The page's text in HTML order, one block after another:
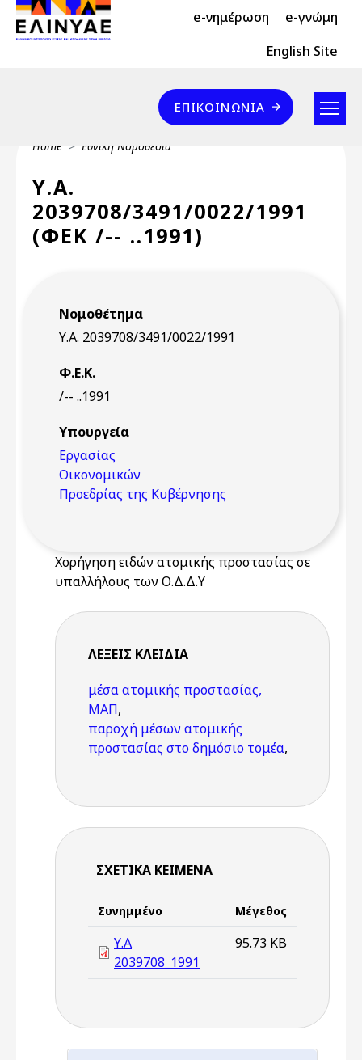
Skip to main content
Header Top 2 e-νημέρωση e-γνώμη
Header Top English Site
Επικοινωνία
ΕΠΙΚΟΙΝΩΝΊΑ
Breadcrumb
Home Εθνική Νομοθεσία
Υ.Α.
2039708/3491/0022/1991
(ΦΕΚ /-- ..1991)
Νομοθέτημα
Υ.Α. 2039708/3491/0022/1991
Φ.Ε.Κ.
/-- ..1991
Υπουργεία
Εργασίας
Οικονομικών
Προεδρίας της Κυβέρνησης
Χορήγηση ειδών ατομικής προστασίας σε
υπαλλήλους των Ο.Δ.Δ.Υ
ΛΈΞΕΙΣ KΛΕΙΔΙΆ
μέσα ατομικής προστασίας,
ΜΑΠ,
παροχή μέσων ατομικής
προστασίας στο δημόσιο τομέα,
ΣΧΕΤΙΚΆ ΚΕΊΜΕΝΑ
Συνημμένο Μέγεθος
Υ.Α
2039708_1991
95.73 KB